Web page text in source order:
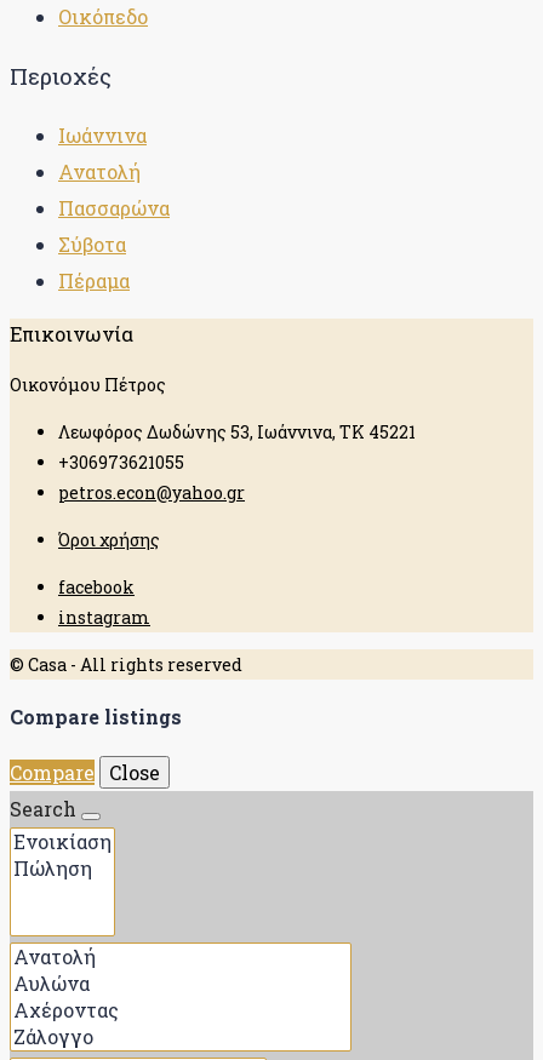
Οικόπεδο
Περιοχές
Ιωάννινα
Ανατολή
Πασσαρώνα
Σύβοτα
Πέραμα
Επικοινωνία
Οικονόμου Πέτρος
Λεωφόρος Δωδώνης 53, Ιωάννινα, ΤΚ 45221
+306973621055
petros.econ@yahoo.gr
Όροι χρήσης
facebook
instagram
© Casa - All rights reserved
Compare listings
Compare
Close
Search